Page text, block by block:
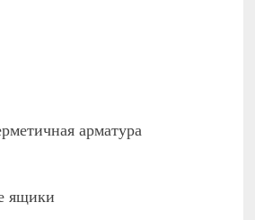
арматура
ящики